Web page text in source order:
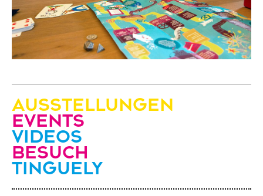
Ausstellungen
Events
Videos
Besuch
Tinguely